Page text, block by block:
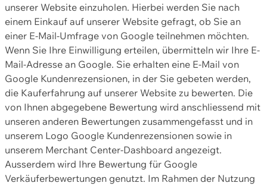
unserer Website einzuholen. Hierbei werden Sie nach
einem Einkauf auf unserer Website gefragt, ob Sie an
einer E-Mail-Umfrage von Google teilnehmen möchten.
Wenn Sie Ihre Einwilligung erteilen, übermitteln wir Ihre E-
Mail-Adresse an Google. Sie erhalten eine E-Mail von
Google Kundenrezensionen, in der Sie gebeten werden,
die Kauferfahrung auf unserer Website zu bewerten. Die
von Ihnen abgegebene Bewertung wird anschliessend mit
unseren anderen Bewertungen zusammengefasst und in
unserem Logo Google Kundenrezensionen sowie in
unserem Merchant Center-Dashboard angezeigt.
Ausserdem wird Ihre Bewertung für Google
Verkäuferbewertungen genutzt. Im Rahmen der Nutzung